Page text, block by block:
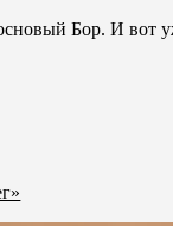
Бор. И вот